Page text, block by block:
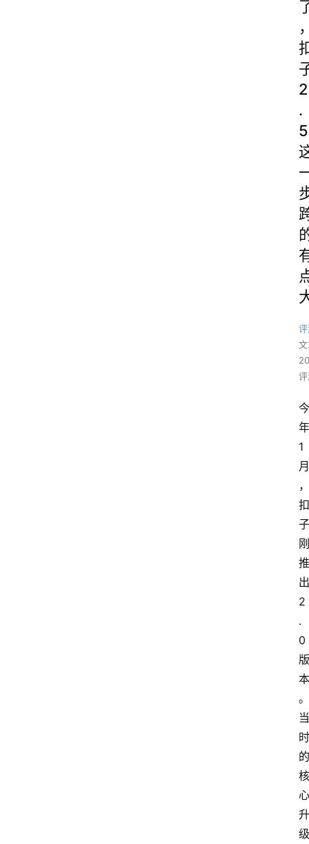
2
.
5
今
年
1
月
，
扣
子
刚
推
出
2
.
0
版
本
。
当
时
的
核
心
升
级